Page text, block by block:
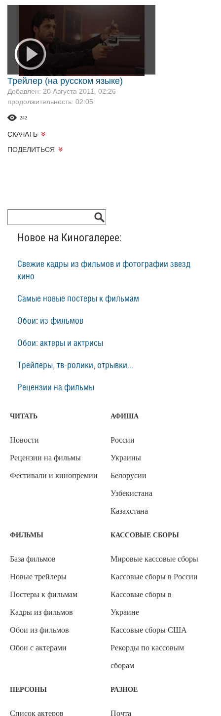
Трейлер (на русском языке)
Добавлен: 20 Августа 2011, 02:26
продолжительность: 02:05
242
СКАЧАТЬ
ПОДЕЛИТЬСЯ
Новое на Киногалерее:
Свежие кадры из фильмов и фотографии звезд
кино
Самые новые постеры к фильмам
Обои: из фильмов
Обои: актеры и актрисы
Трейлеры, тв-ролики, отрывки...
Рецензии на фильмы
ЧИТАТЬ
Новости
Рецензии на фильмы
Фестивали и кинопремии
АФИША
России
Украины
Белорусии
Узбекистана
Казахстана
ФИЛЬМЫ
База фильмов
Новые трейлеры
Постеры к фильмам
Кадры из фильмов
Обои из фильмов
Обои с актерами
КАССОВЫЕ СБОРЫ
Мировые кассовые сборы
Кассовые сборы в России
Кассовые сборы в
Украине
Кассовые сборы США
Рекорды по кассовым
сборам
ПЕРСОНЫ
Список актеров
РАЗНОЕ
Почта